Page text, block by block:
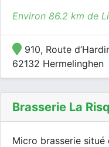
Environ 86.2 km de
910, Route
62132 Hermelinghen
Brasserie La
Micro brasserie situé